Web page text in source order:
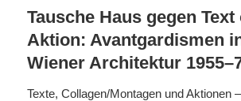
Tausche Haus gegen Text
Aktion: Avantgardismen
Wiener Architektur
Texte, Collagen/Montagen und Aktionen